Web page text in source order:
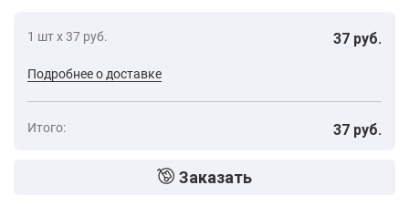
1 шт х 37 руб. 37 руб.
Подробнее о доставке
Итого: 37 руб.
Заказать